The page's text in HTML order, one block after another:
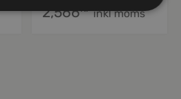
2,566kr inkl moms